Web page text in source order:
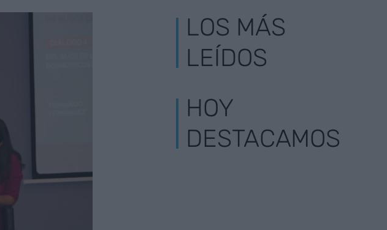
LOS MÁS
LEÍDOS
HOY
DESTACAMOS